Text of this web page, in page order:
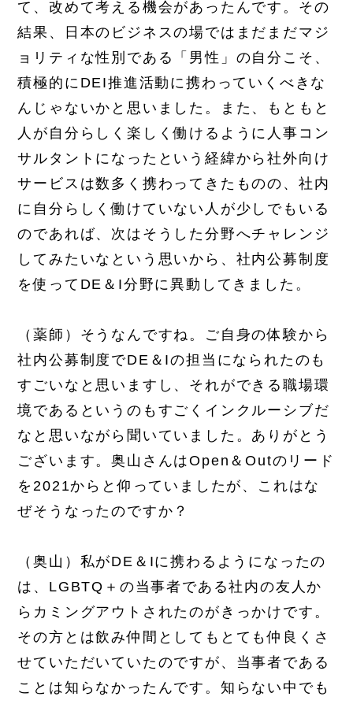
て、改めて考える機会があったんです。その
結果、日本のビジネスの場ではまだまだマジ
ョリティな性別である「男性」の自分こそ、
積極的にDEI推進活動に携わっていくべきな
んじゃないかと思いました。また、もともと
人が自分らしく楽しく働けるように人事コン
サルタントになったという経緯から社外向け
サービスは数多く携わってきたものの、社内
に自分らしく働けていない人が少しでもいる
のであれば、次はそうした分野へチャレンジ
してみたいなという思いから、社内公募制度
を使ってDE＆I分野に異動してきました。
（薬師）そうなんですね。ご自身の体験から
社内公募制度でDE＆Iの担当になられたのも
すごいなと思いますし、それができる職場環
境であるというのもすごくインクルーシブだ
なと思いながら聞いていました。ありがとう
ございます。奥山さんはOpen＆Outのリード
を2021からと仰っていましたが、これはな
ぜそうなったのですか？
（奥山）私がDE＆Iに携わるようになったの
は、LGBTQ＋の当事者である社内の友人か
らカミングアウトされたのがきっかけです。
その方とは飲み仲間としてもとても仲良くさ
せていただいていたのですが、当事者である
ことは知らなかったんです。知らない中でも